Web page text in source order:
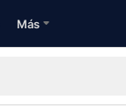
Más